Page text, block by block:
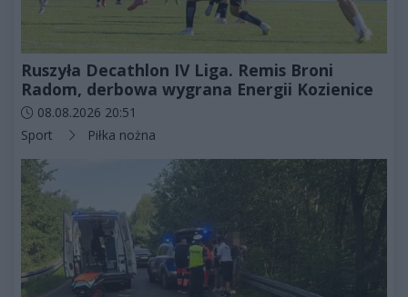
Ruszyła Decathlon IV Liga. Remis Broni
Radom, derbowa wygrana Energii Kozienice
Data dodania artykułu:
08.08.2026 20:51
Kategorie artykułu:
Sport Piłka nożna